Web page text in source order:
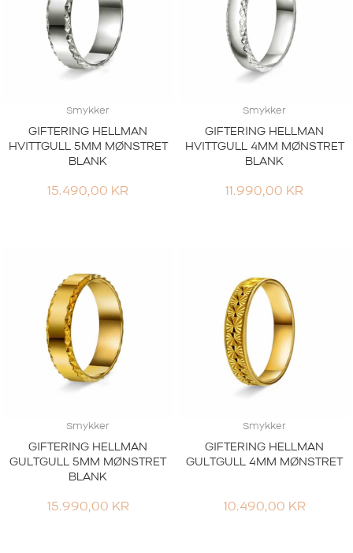
Smykker
GIFTERING HELLMAN
HVITTGULL 5MM MØNSTRET
BLANK
15.490,00 KR
Smykker
GIFTERING HELLMAN
HVITTGULL 4MM MØNSTRET
BLANK
11.990,00 KR
Smykker
GIFTERING HELLMAN
GULTGULL 5MM MØNSTRET
BLANK
15.990,00 KR
Smykker
GIFTERING HELLMAN
GULTGULL 4MM MØNSTRET
10.490,00 KR